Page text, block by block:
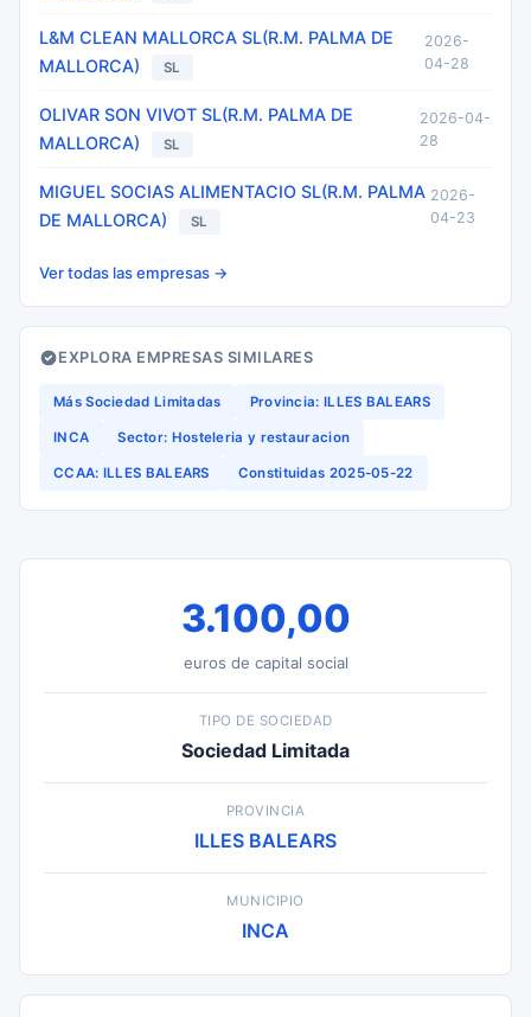
L&M CLEAN MALLORCA SL(R.M. PALMA DE
MALLORCA)
SL
2026-
04-28
OLIVAR SON VIVOT SL(R.M. PALMA DE
MALLORCA)
SL
2026-04-
28
MIGUEL SOCIAS ALIMENTACIO SL(R.M. PALMA
DE MALLORCA)
SL
2026-
04-23
Ver todas las empresas →
EXPLORA EMPRESAS SIMILARES
Más Sociedad Limitadas Provincia: ILLES BALEARS
INCA Sector: Hosteleria y restauracion
CCAA: ILLES BALEARS Constituidas 2025-05-22
3.100,00
euros de capital social
TIPO DE SOCIEDAD
Sociedad Limitada
PROVINCIA
ILLES BALEARS
MUNICIPIO
INCA